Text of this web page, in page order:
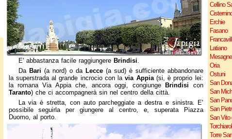
Cellino
Erchie
Fasano
Latiano
Mesagne
Oria
Ostuni
San
San
San
San
San Vito
Torre
E' abbastanza facile raggiungere Brindisi.
Da Bari (a nord) o da Lecce(a sud) è sufficiente abbandonare
la superstrada al grande incrocio con lavia Appia(si, è proprio lei:
la romana Via Appia che, ancora oggi, congiunge
Brindisi con
Taranto) che ci accompagnerà sin nel centro della città.
La via è stretta, con auto parcheggiate a destra e sinistra. E'
possibile seguirla per giungere al centro, e, superata Piazza
Duomo, al porto.